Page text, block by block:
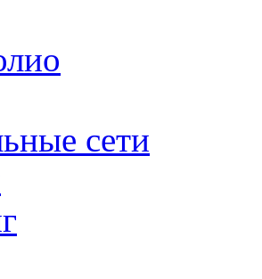
сети